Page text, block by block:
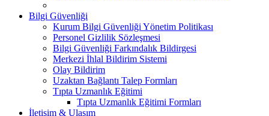
Bilgi Güvenliği
Kurum Bilgi Güvenliği Yönetim Politikası
Personel Gizlilik Sözleşmesi
Bilgi Güvenliği Farkındalık Bildirgesi
Merkezi İhlal Bildirim Sistemi
Olay Bildirim
Uzaktan Bağlantı Talep Formları
Tıpta Uzmanlık Eğitimi
Tıpta Uzmanlık Eğitimi Formları
İletişim & Ulaşım